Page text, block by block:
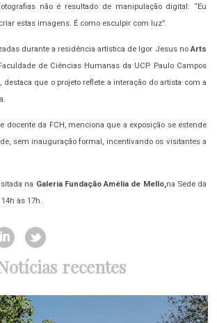
não é resultado de manipulação digital: “Eu
estas imagens. É como esculpir com luz”.
durante a residência artística de Igor Jesus noArts
de Ciências Humanas da UCP. Paulo Campos
destaca que o projeto reflete a interação do artista com a
docente da FCH, menciona que a exposição se estende
sem inauguração formal, incentivando os visitantes a
na Galeria Fundação Amélia de Mello,na Sede da
às 17h.
recentes